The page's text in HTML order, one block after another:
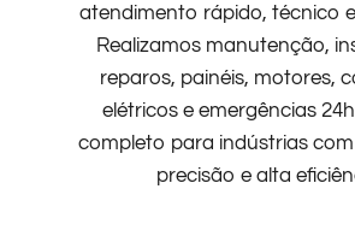
atendimento rápido, técnico
Realizamos manutenção,
reparos, painéis, motores,
elétricos e emergências
completo para indústrias
precisão e alta